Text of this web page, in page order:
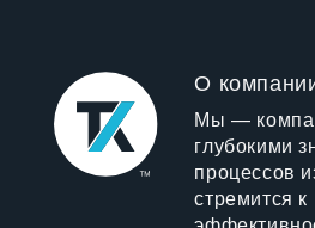
О
Мы —
глубокими
процессов
стремится